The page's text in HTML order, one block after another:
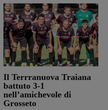
Il Terrranuova Traiana
battuto 3-1
nell’amichevole di
Grosseto